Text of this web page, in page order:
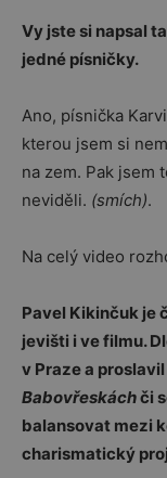
Vy jste si napsal
jedné písničky.
Ano, písnička
kterou jsem si
na zem. Pak jsem
neviděli. (smích).
Na celý video
Pavel Kikinčuk je
jevišti i ve filmu.
v Praze a
Babovřeskáchči
balansovat mezi
charismatický